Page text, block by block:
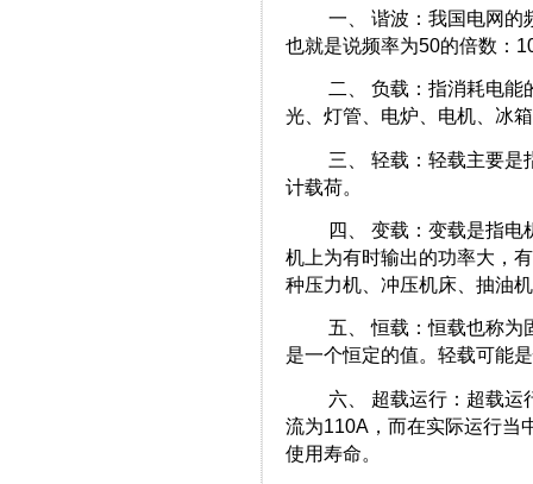
一、 谐波：我国电网的频
也就是说频率为50的倍数：
二、 负载：指消耗电能的
光、灯管、电炉、电机、冰
三、 轻载：轻载主要是指
计载荷。
四、 变载：变载是指电机
机上为有时输出的功率大，
种压力机、冲压机床、抽油
五、 恒载：恒载也称为固
是一个恒定的值。轻载可能
六、 超载运行：超载运行
流为110A，而在实际运行当
使用寿命。